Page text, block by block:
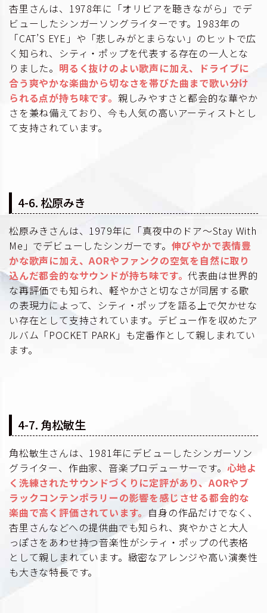
杏里さんは、1978年に「オリビアを聴きながら」でデ
ビューしたシンガーソングライターです。1983年の
「CAT’S EYE」や「悲しみがとまらない」のヒットで広
く知られ、シティ・ポップを代表する存在の一人とな
りました。 明るく抜けのよい歌声に加え、ドライブに
合う爽やかな楽曲から切なさを帯びた曲まで歌い分け
られる点が持ち味です。 親しみやすさと都会的な華やか
さを兼ね備えており、今も人気の高いアーティストとし
て支持されています。
4-6. 松原みき
松原みきさんは、1979年に「真夜中のドア～Stay With
Me」でデビューしたシンガーです。 伸びやかで表情豊
かな歌声に加え、AORやファンクの空気を自然に取り
込んだ都会的なサウンドが持ち味です。代表曲は世界的
な再評価でも知られ、軽やかさと切なさが同居する歌
の表現力によって、シティ・ポップを語る上で欠かせな
い存在として支持されています。デビュー作を収めたア
ルバム「POCKET PARK」も定番作として親しまれてい
ます。
4-7. 角松敏生
角松敏生さんは、1981年にデビューしたシンガーソン
グライター、作曲家、音楽プロデューサーです。 心地よ
く洗練されたサウンドづくりに定評があり、AORやブ
ラックコンテンポラリーの影響を感じさせる都会的な
楽曲で高く評価されています。 自身の作品だけでなく、
杏里さんなどへの提供曲でも知られ、爽やかさと大人
っぽさをあわせ持つ音楽性がシティ・ポップの代表格
として親しまれています。緻密なアレンジや高い演奏性
も大きな特長です。